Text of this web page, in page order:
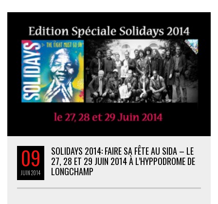
09
JUIN2014
SOLIDAYS 2014: FAIRE SA FÊTE AU SIDA – LE
27, 28 ET 29 JUIN 2014 À L’HYPPODROME DE
LONGCHAMP